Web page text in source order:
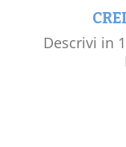
Descrivi in